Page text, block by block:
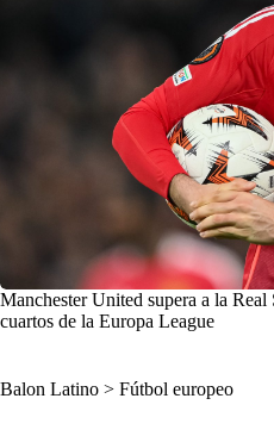
Manchester United supera a la Real
cuartos de la Europa League
Balon Latino > Fútbol europeo